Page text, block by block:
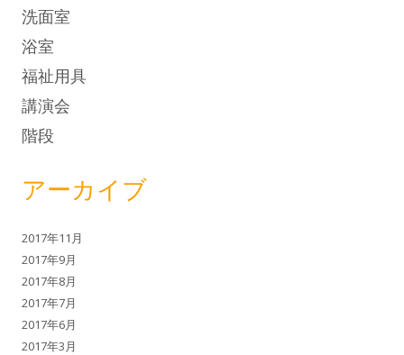
洗面室
浴室
福祉用具
講演会
階段
アーカイブ
2017年11月
2017年9月
2017年8月
2017年7月
2017年6月
2017年3月